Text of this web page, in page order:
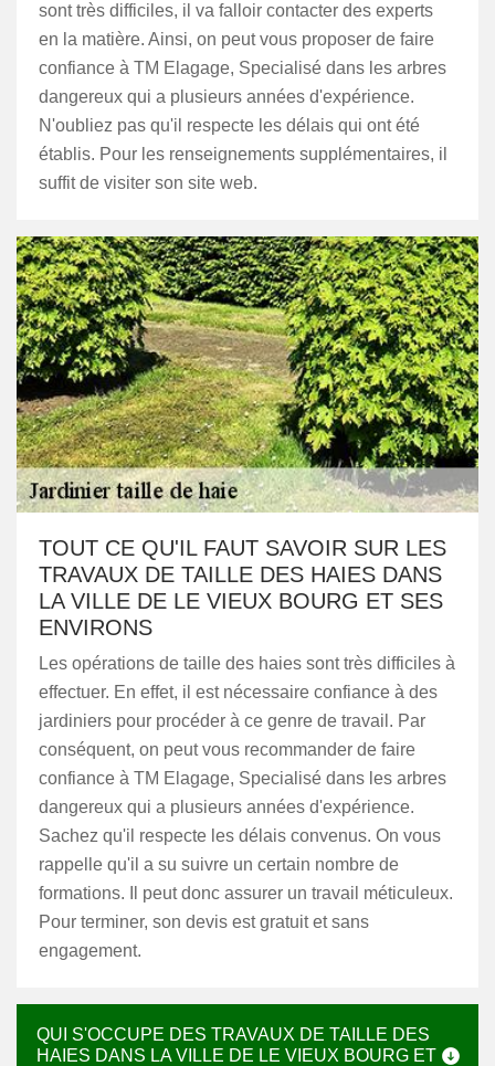
sont très difficiles, il va falloir contacter des experts
en la matière. Ainsi, on peut vous proposer de faire
confiance à TM Elagage, Specialisé dans les arbres
dangereux qui a plusieurs années d'expérience.
N'oubliez pas qu'il respecte les délais qui ont été
établis. Pour les renseignements supplémentaires, il
suffit de visiter son site web.
TOUT CE QU'IL FAUT SAVOIR SUR LES
TRAVAUX DE TAILLE DES HAIES DANS
LA VILLE DE LE VIEUX BOURG ET SES
ENVIRONS
Les opérations de taille des haies sont très difficiles à
effectuer. En effet, il est nécessaire confiance à des
jardiniers pour procéder à ce genre de travail. Par
conséquent, on peut vous recommander de faire
confiance à TM Elagage, Specialisé dans les arbres
dangereux qui a plusieurs années d'expérience.
Sachez qu'il respecte les délais convenus. On vous
rappelle qu'il a su suivre un certain nombre de
formations. Il peut donc assurer un travail méticuleux.
Pour terminer, son devis est gratuit et sans
engagement.
QUI S'OCCUPE DES TRAVAUX DE TAILLE DES
HAIES DANS LA VILLE DE LE VIEUX BOURG ET